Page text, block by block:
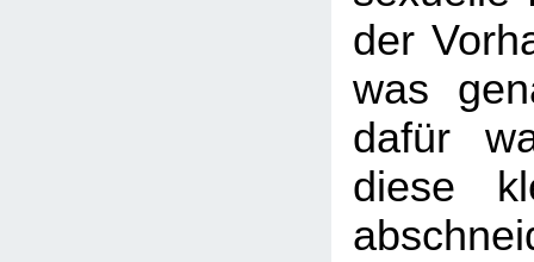
der
was
dafür
diese